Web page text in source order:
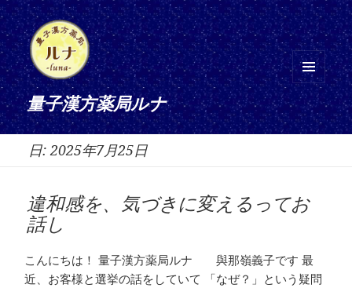
量子漢方薬局ルナ
メニ
ュー
とウ
日: 2025年7月25日
違和感を、気づきに変えるってお
話し
こんにちは！ 量子漢方薬局ルナ 與那嶺義子です 最
近、お客様と選挙の話をしていて 「なぜ？」という疑問